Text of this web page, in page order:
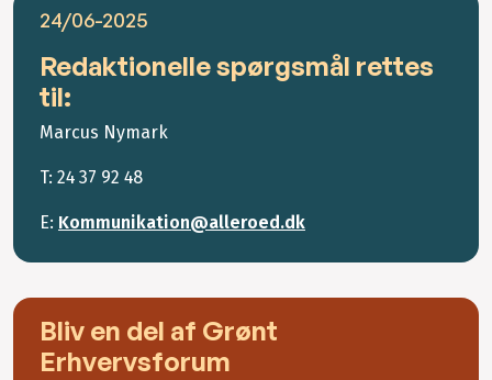
24/06-2025
Redaktionelle spørgsmål rettes
til:
Marcus Nymark
T: 24 37 92 48
E: Kommunikation@alleroed.dk
Bliv en del af Grønt
Erhvervsforum